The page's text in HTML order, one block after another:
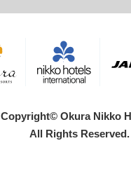
Copyright© Okura Nikko
All Rights Reserved.